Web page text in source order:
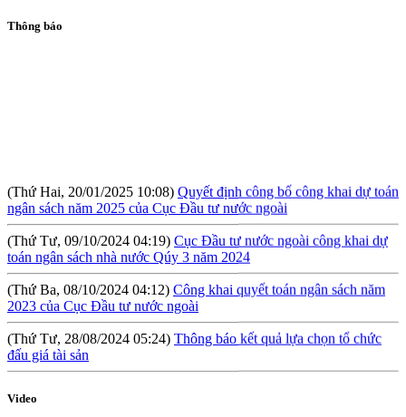
Thông báo
ngân sách năm 2025 của Cục Đầu tư nước ngoài
(Thứ Tư, 09/10/2024 04:19)Cục Đầu tư nước ngoài công khai dự
toán ngân sách nhà nước Qúy 3 năm 2024
(Thứ Ba, 08/10/2024 04:12)Công khai quyết toán ngân sách năm
2023 của Cục Đầu tư nước ngoài
(Thứ Tư, 28/08/2024 05:24)Thông báo kết quả lựa chọn tổ chức
đấu giá tài sản
(Thứ Sáu, 09/08/2024 10:57)Hội thảo: Cơ chế khuyến khích đầu tư
Video